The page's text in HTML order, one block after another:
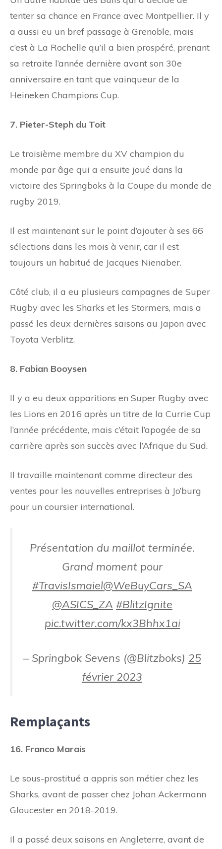
tenter sa chance en France avec Montpellier. Il y
a aussi eu un bref passage à Grenoble, mais
c’est à La Rochelle qu’il a bien prospéré, prenant
sa retraite l’année dernière avant son 30e
anniversaire en tant que vainqueur de la
Heineken Champions Cup.
7. Pieter-Steph du Toit
Le troisième membre du XV champion du
monde par âge qui a ensuite joué dans la
victoire des Springboks à la Coupe du monde de
rugby 2019.
Il est maintenant sur le point d’ajouter à ses 66
sélections dans les mois à venir, car il est
toujours un habitué de Jacques Nienaber.
Côté club, il a eu plusieurs campagnes de Super
Rugby avec les Sharks et les Stormers, mais a
passé les deux dernières saisons au Japon avec
Toyota Verblitz.
8. Fabian Booysen
Il y a eu deux apparitions en Super Rugby avec
les Lions en 2016 après un titre de la Currie Cup
l’année précédente, mais c’était l’apogée de sa
carrière après son succès avec l’Afrique du Sud.
Il travaille maintenant comme directeur des
ventes pour les nouvelles entreprises à Jo’burg
pour un coursier international.
Présentation du maillot terminée.
Grand moment pour
#TravisIsmaiel@WeBuyCars_SA
@ASICS_ZA #BlitzIgnite
pic.twitter.com/kx3Bhhx1ai
– Springbok Sevens (@Blitzboks) 25
février 2023
Remplaçants
16. Franco Marais
Le sous-prostitué a appris son métier chez les
Sharks, avant de passer chez Johan Ackermann
Gloucester en 2018-2019.
Il a passé deux saisons en Angleterre, avant de